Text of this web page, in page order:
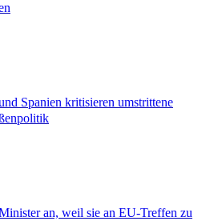
Spanien kritisieren umstrittene
an, weil sie an EU-Treffen zu